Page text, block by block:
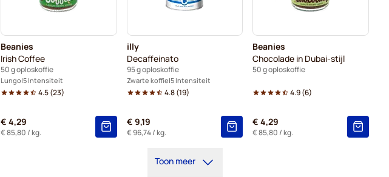
Beanies
Irish Coffee
50 g oploskoffie
Lungo 5 Intensiteit
4.5(23)
€ 4,29
€ 85,80 / kg.
illy
Decaffeinato
95 g oploskoffie
Zwarte koffie 5 Intensiteit
4.8(19)
€ 9,19
€ 96,74/ kg.
Beanies
Chocolade in Dubai-stijl
50 g oploskoffie
4.9(6)
€ 4,29
€ 85,80 / kg.
Toon meer